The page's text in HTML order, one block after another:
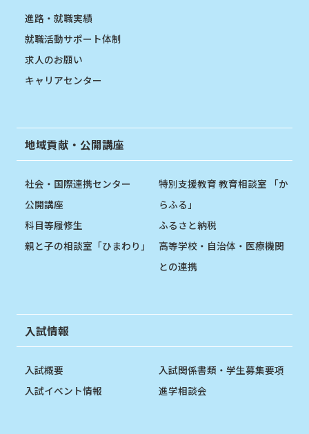
進路・就職実績
就職活動サポート体制
求人のお願い
キャリアセンター
地域貢献・公開講座
社会・国際連携センター
公開講座
科目等履修生
親と子の相談室「ひまわり」
特別支援教育 教育相談室 「か
らふる」
ふるさと納税
高等学校・自治体・医療機関
との連携
入試情報
入試概要
入試イベント情報
入試関係書類・学生募集要項
進学相談会